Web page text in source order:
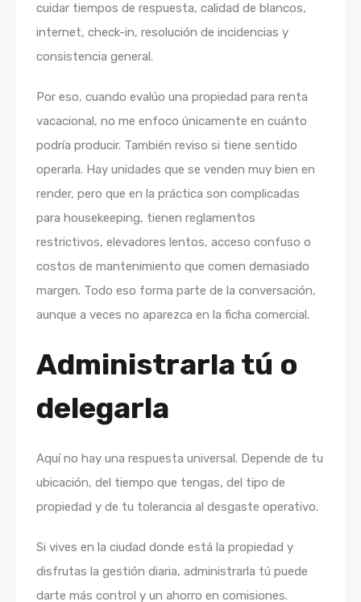
cuidar tiempos de respuesta, calidad de blancos,
internet, check-in, resolución de incidencias y
consistencia general.
Por eso, cuando evalúo una propiedad para renta
vacacional, no me enfoco únicamente en cuánto
podría producir. También reviso si tiene sentido
operarla. Hay unidades que se venden muy bien en
render, pero que en la práctica son complicadas
para housekeeping, tienen reglamentos
restrictivos, elevadores lentos, acceso confuso o
costos de mantenimiento que comen demasiado
margen. Todo eso forma parte de la conversación,
aunque a veces no aparezca en la ficha comercial.
Administrarla tú o
delegarla
Aquí no hay una respuesta universal. Depende de tu
ubicación, del tiempo que tengas, del tipo de
propiedad y de tu tolerancia al desgaste operativo.
Si vives en la ciudad donde está la propiedad y
disfrutas la gestión diaria, administrarla tú puede
darte más control y un ahorro en comisiones.